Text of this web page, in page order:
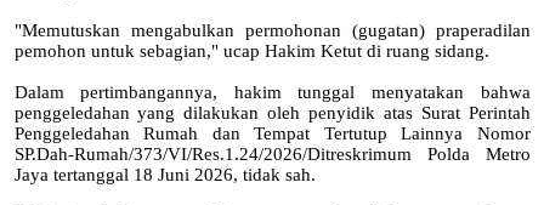
"Memutuskan mengabulkan permohonan (gugatan) praperadilan
pemohon untuk sebagian," ucap Hakim Ketut di ruang sidang.
Dalam pertimbangannya, hakim tunggal menyatakan bahwa
penggeledahan yang dilakukan oleh penyidik atas Surat Perintah
Penggeledahan Rumah dan Tempat Tertutup Lainnya Nomor
SP.Dah-Rumah/373/VI/Res.1.24/2026/Ditreskrimum Polda Metro
Jaya tertanggal 18 Juni 2026, tidak sah.